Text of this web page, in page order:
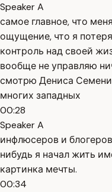
Speaker A
самое главное, что
ощущение, что я
контроль над своей
вообще не управляю
смотрю Дениса
многих западных
00:28
Speaker A
инфлюсеров и
нибудь я начал жить
картинка мечты.
00:34